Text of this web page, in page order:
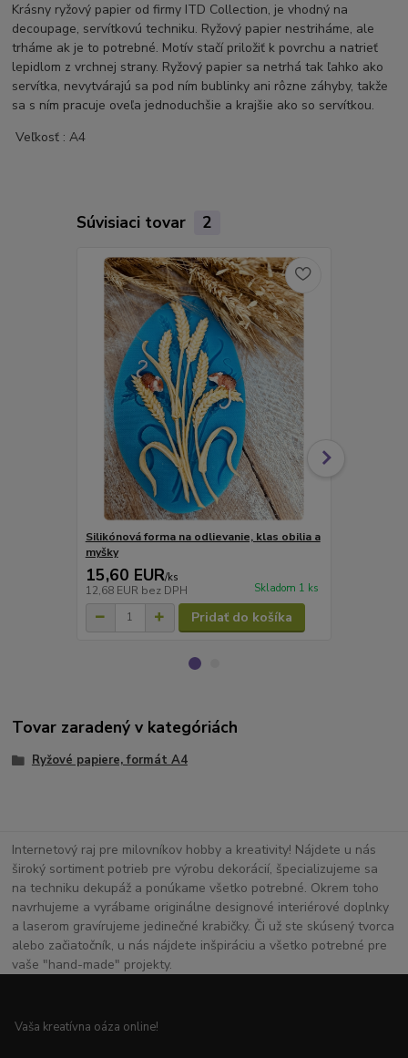
Krásny ryžový papier od firmy ITD Collection, je vhodný na
decoupage, servítkovú techniku. Ryžový papier nestriháme, ale
trháme ak je to potrebné. Motív stačí priložiť k povrchu a natrieť
lepidlom z vrchnej strany. Ryžový papier sa netrhá tak ľahko ako
servítka, nevytvárajú sa pod ním bublinky ani rôzne záhyby, takže
sa s ním pracuje oveľa jednoduchšie a krajšie ako so servítkou.
Veľkosť : A4
Súvisiaci tovar 2
Silikónová forma na odlievanie, klas obilia a
myšky
15,60 EUR/ks
12,68 EUR bez DPH Skladom 1 ks
Pridať do košíka
Tovar zaradený v kategóriách
Ryžové papiere, formát A4
Internetový raj pre milovníkov hobby a kreativity! Nájdete u nás
široký sortiment potrieb pre výrobu dekorácií, špecializujeme sa
na techniku dekupáž a ponúkame všetko potrebné. Okrem toho
navrhujeme a vyrábame originálne designové interiérové doplnky
a laserom gravírujeme jedinečné krabičky. Či už ste skúsený tvorca
alebo začiatočník, u nás nájdete inšpiráciu a všetko potrebné pre
vaše "hand-made" projekty.
Vaša kreatívna oáza online!